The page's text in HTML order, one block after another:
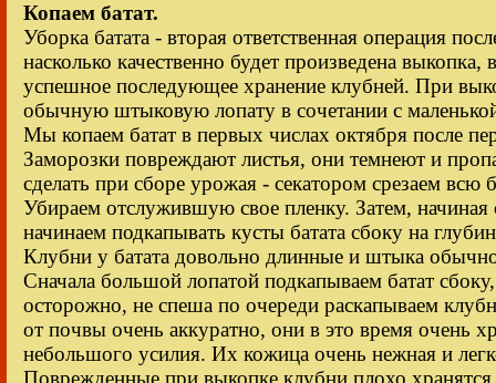
Копаем батат.
Уборка батата - вторая ответственная операция
насколько качественно будет произведена выкопка,
успешное последующее хранение клубней. При
обычную штыковую лопату в сочетании с
Мы копаем батат в первых числах октября после
Заморозки повреждают листья, они темнеют и
сделать при сборе урожая - секатором срезаем всю
Убираем отслужившую свое пленку. Затем,
начинаем подкапывать кусты батата сбоку на
Клубни у батата довольно длинные и штыка
Сначала большой лопатой подкапываем батат
осторожно, не спеша по очереди раскапываем
от почвы очень аккуратно, они в это время очень
небольшого усилия. Их кожица очень нежная и
Поврежденные при выкопке клубни плохо